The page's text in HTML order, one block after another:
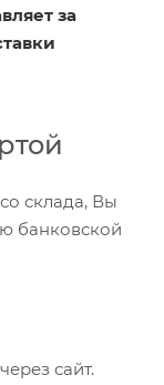
за
склада, Вы
банковской
сайт.